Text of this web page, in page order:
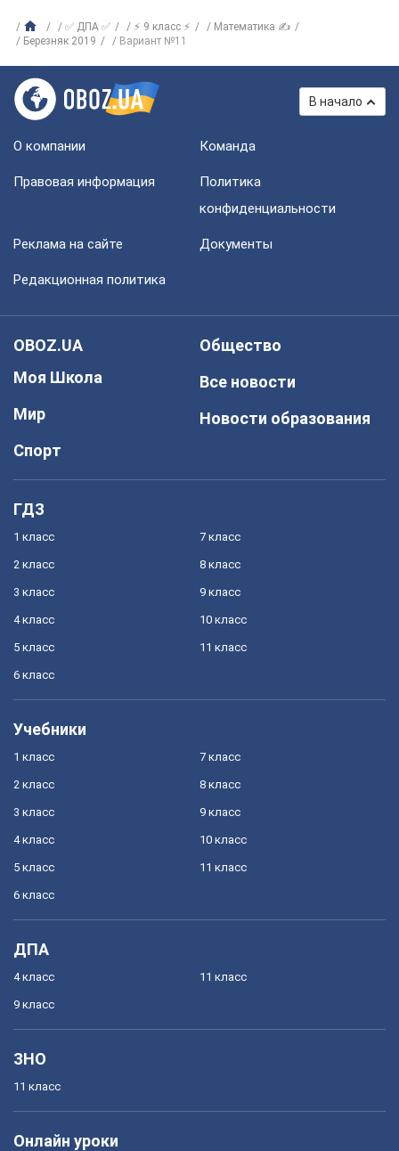
✅ ДПА ✅ ⚡ 9 класс ⚡
Математика ✍
Березняк 2019
Вариант №11
В начало
О компании Команда
Правовая информация
Политика
конфиденциальности
Реклама на сайте Документы
Редакционная политика
OBOZ.UA
Моя Школа
Мир
Спорт
Общество
Все новости
Новости образования
ГДЗ
1 класс
2 класс
3 класс
4 класс
5 класс
6 класс
7 класс
8 класс
9 класс
10 класс
11 класс
Учебники
1 класс
2 класс
3 класс
4 класс
5 класс
6 класс
7 класс
8 класс
9 класс
10 класс
11 класс
ДПА
4 класс
9 класс
11 класс
ЗНО
11 класс
Онлайн уроки